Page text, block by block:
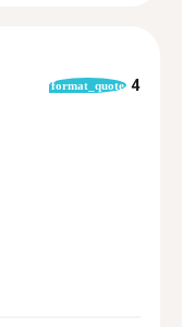
format_quote 4